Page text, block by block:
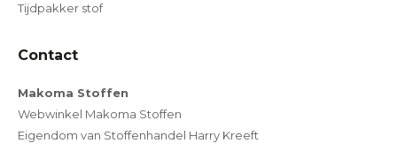
Tijdpakker stof
Contact
Makoma Stoffen
Webwinkel Makoma Stoffen
Eigendom van Stoffenhandel Harry Kreeft